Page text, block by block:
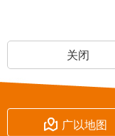
关闭
 广以地图